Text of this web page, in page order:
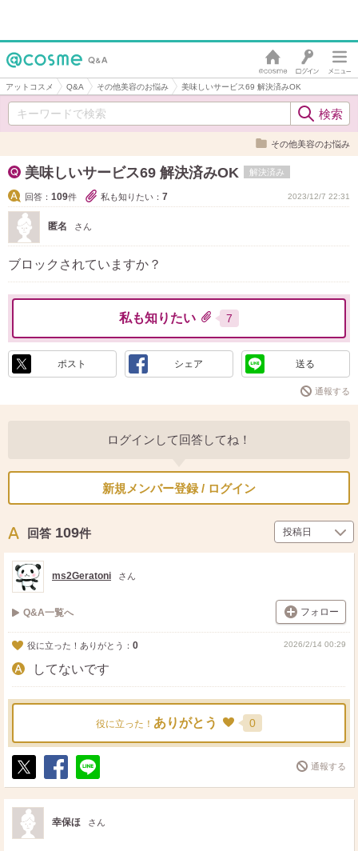
アットコスメ Q&A その他美容のお悩み 美味しいサービス69 解決済みOK
その他美容のお悩み
美味しいサービス69 解決済みOK 解決済み
回答： 109件 私も知りたい： 7 2023/12/7 22:31
匿名 さん
ブロックされていますか？
私も知りたい 7
ポスト シェア 送る
通報する
ログインして回答してね！
新規メンバー登録 / ログイン
回答 109件
ms2Geratoni さん
Q&A一覧へ フォロー
役に立った！ありがとう： 0 2026/2/14 00:29
してないです
役に立った！ ありがとう 0
ポ
ス
ト
シ
ェ
送
る
通報する
幸保ほ さん